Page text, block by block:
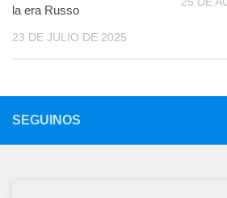
la era Russo
23 DE JULIO DE 2025
SEGUINOS